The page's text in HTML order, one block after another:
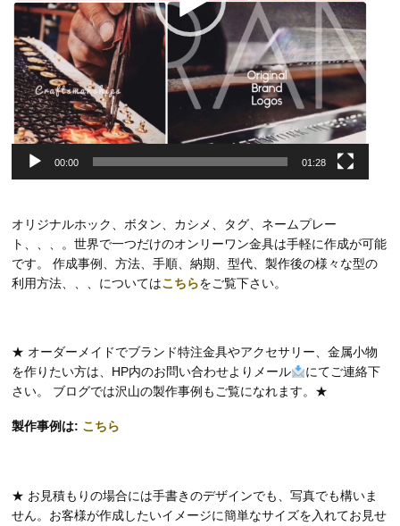
00:00 01:28
オリジナルホック、ボタン、カシメ、タグ、ネームプレー
ト、、、。世界で一つだけのオンリーワン金具は手軽に作成が可能
です。 作成事例、方法、手順、納期、型代、製作後の様々な型の
利用方法、、、についてはこちらをご覧下さい。
★ オーダーメイドでブランド特注金具やアクセサリー、金属小物
を作りたい方は、HP内のお問い合わせよりメール
にてご連絡下
さい。 ブログでは沢山の製作事例もご覧になれます。★
製作事例は: こちら
★ お見積もりの場合には手書きのデザインでも、写真でも構いま
せん。お客様が作成したいイメージに簡単なサイズを入れてお見せ